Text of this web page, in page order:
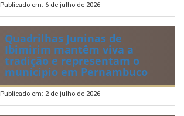
Publicado em: 6 de julho de 2026
Quadrilhas Juninas de
Ibimirim mantêm viva a
tradição e representam o
munícipio em Pernambuco
Publicado em: 2 de julho de 2026